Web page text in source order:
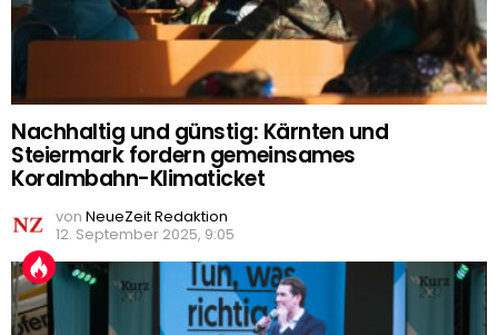
Nachhaltig und günstig: Kärnten und
Steiermark fordern gemeinsames
Koralmbahn-Klimaticket
von NeueZeit Redaktion
12. September 2025, 9:05